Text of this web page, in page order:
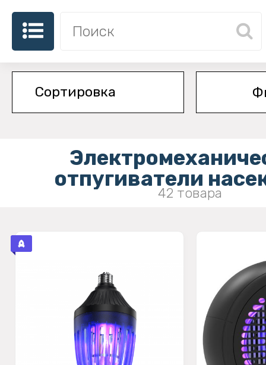
отпугиватели
42 товара